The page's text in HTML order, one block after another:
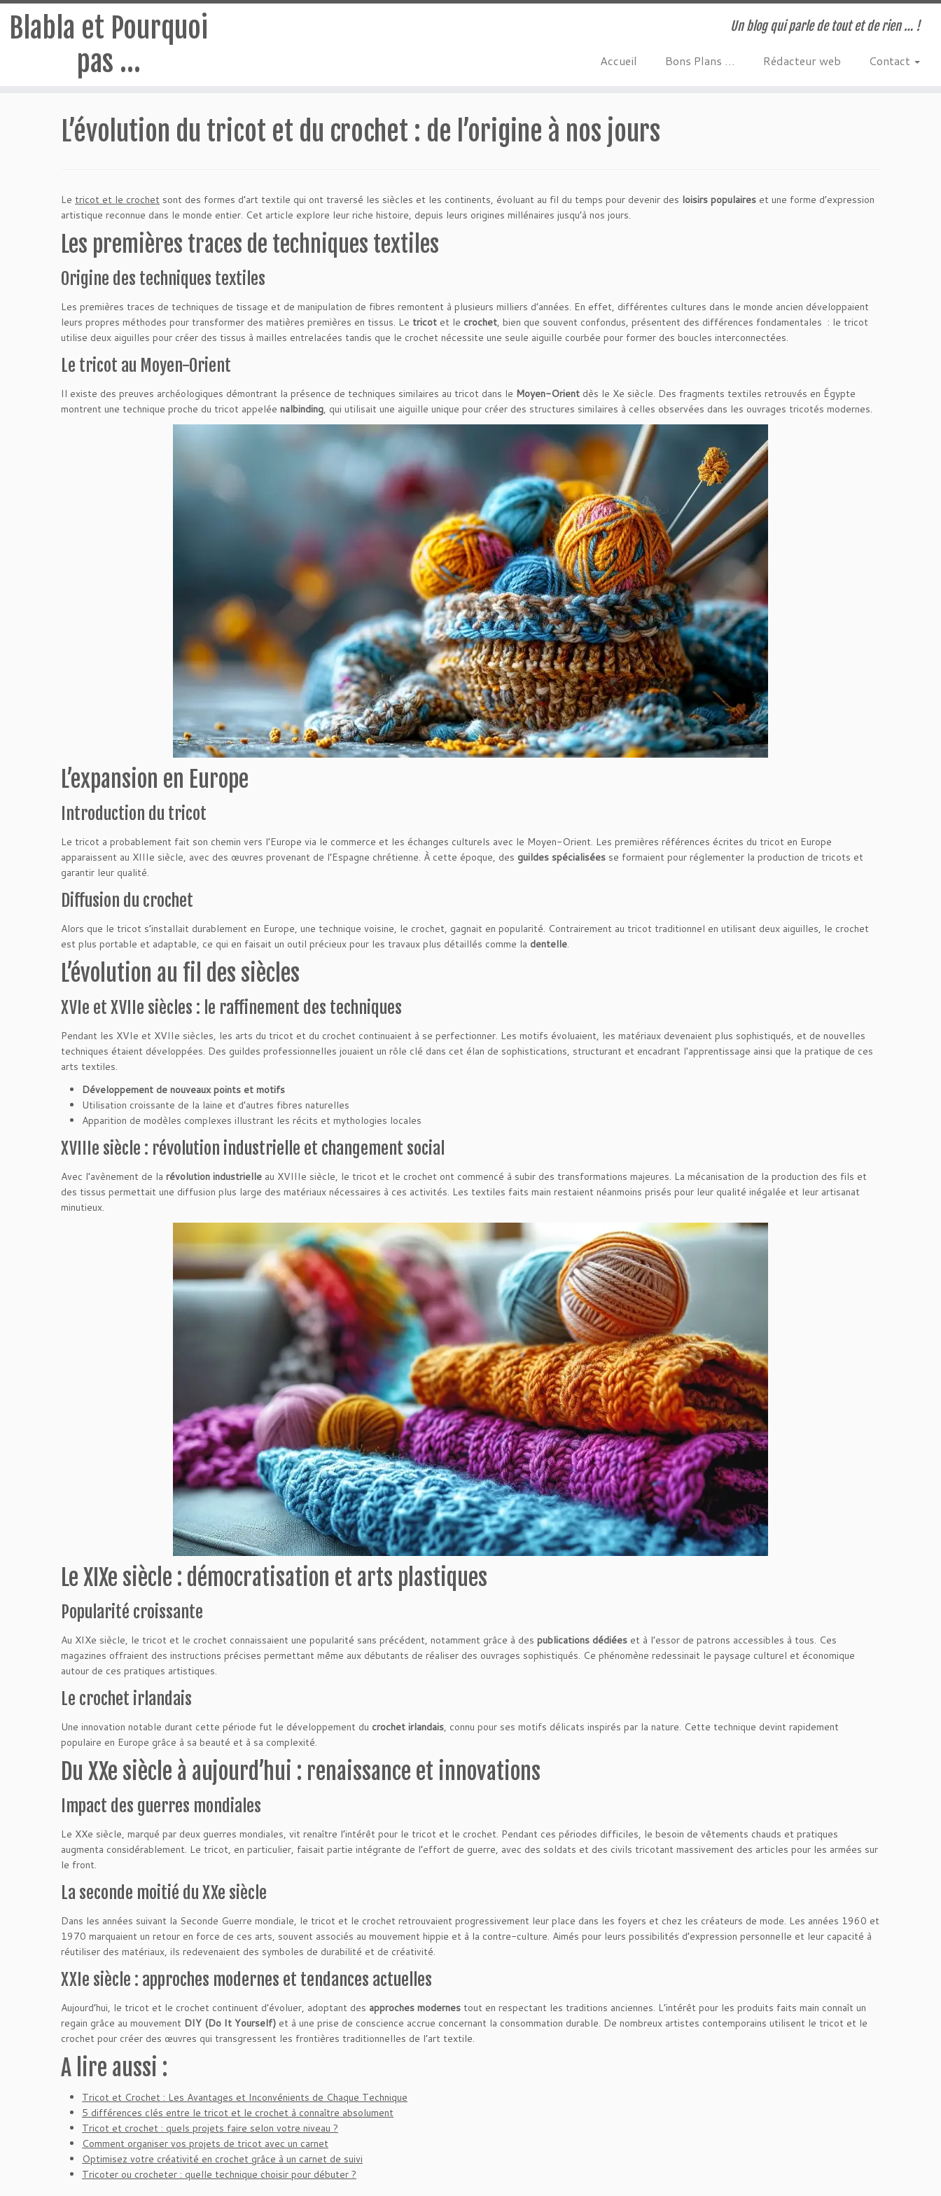
Blabla et Pourquoi
pas …
Un blog qui parle de tout et de rien … !
Accueil Bons Plans … Rédacteur web Contact
L’évolution du tricot et du crochet : de l’origine à nos jours
Le tricot et le crochet sont des formes d’art textile qui ont traversé les siècles et les continents, évoluant au fil du temps pour devenir des loisirs populaires et une forme d’expression
artistique reconnue dans le monde entier. Cet article explore leur riche histoire, depuis leurs origines millénaires jusqu’à nos jours.
Les premières traces de techniques textiles
Origine des techniques textiles
Les premières traces de techniques de tissage et de manipulation de fibres remontent à plusieurs milliers d’années. En effet, différentes cultures dans le monde ancien développaient
leurs propres méthodes pour transformer des matières premières en tissus. Le tricot et le crochet, bien que souvent confondus, présentent des différences fondamentales : le tricot
utilise deux aiguilles pour créer des tissus à mailles entrelacées tandis que le crochet nécessite une seule aiguille courbée pour former des boucles interconnectées.
Le tricot au Moyen-Orient
Il existe des preuves archéologiques démontrant la présence de techniques similaires au tricot dans le Moyen-Orient dès le Xe siècle. Des fragments textiles retrouvés en Égypte
montrent une technique proche du tricot appelée nalbinding, qui utilisait une aiguille unique pour créer des structures similaires à celles observées dans les ouvrages tricotés modernes.
L’expansion en Europe
Introduction du tricot
Le tricot a probablement fait son chemin vers l’Europe via le commerce et les échanges culturels avec le Moyen-Orient. Les premières références écrites du tricot en Europe
apparaissent au XIIIe siècle, avec des œuvres provenant de l’Espagne chrétienne. À cette époque, des guildes spécialisées se formaient pour réglementer la production de tricots et
garantir leur qualité.
Diffusion du crochet
Alors que le tricot s’installait durablement en Europe, une technique voisine, le crochet, gagnait en popularité. Contrairement au tricot traditionnel en utilisant deux aiguilles, le crochet
est plus portable et adaptable, ce qui en faisait un outil précieux pour les travaux plus détaillés comme la dentelle.
L’évolution au fil des siècles
XVIe et XVIIe siècles : le raffinement des techniques
Pendant les XVIe et XVIIe siècles, les arts du tricot et du crochet continuaient à se perfectionner. Les motifs évoluaient, les matériaux devenaient plus sophistiqués, et de nouvelles
techniques étaient développées. Des guildes professionnelles jouaient un rôle clé dans cet élan de sophistications, structurant et encadrant l’apprentissage ainsi que la pratique de ces
arts textiles.
Développement de nouveaux points et motifs
Utilisation croissante de la laine et d’autres fibres naturelles
Apparition de modèles complexes illustrant les récits et mythologies locales
XVIIIe siècle : révolution industrielle et changement social
Avec l’avènement de la révolution industrielle au XVIIIe siècle, le tricot et le crochet ont commencé à subir des transformations majeures. La mécanisation de la production des fils et
des tissus permettait une diffusion plus large des matériaux nécessaires à ces activités. Les textiles faits main restaient néanmoins prisés pour leur qualité inégalée et leur artisanat
minutieux.
Le XIXe siècle : démocratisation et arts plastiques
Popularité croissante
Au XIXe siècle, le tricot et le crochet connaissaient une popularité sans précédent, notamment grâce à des publications dédiées et à l’essor de patrons accessibles à tous. Ces
magazines offraient des instructions précises permettant même aux débutants de réaliser des ouvrages sophistiqués. Ce phénomène redessinait le paysage culturel et économique
autour de ces pratiques artistiques.
Le crochet irlandais
Une innovation notable durant cette période fut le développement du crochet irlandais, connu pour ses motifs délicats inspirés par la nature. Cette technique devint rapidement
populaire en Europe grâce à sa beauté et à sa complexité.
Du XXe siècle à aujourd’hui : renaissance et innovations
Impact des guerres mondiales
Le XXe siècle, marqué par deux guerres mondiales, vit renaître l’intérêt pour le tricot et le crochet. Pendant ces périodes difficiles, le besoin de vêtements chauds et pratiques
augmenta considérablement. Le tricot, en particulier, faisait partie intégrante de l’effort de guerre, avec des soldats et des civils tricotant massivement des articles pour les armées sur
le front.
La seconde moitié du XXe siècle
Dans les années suivant la Seconde Guerre mondiale, le tricot et le crochet retrouvaient progressivement leur place dans les foyers et chez les créateurs de mode. Les années 1960 et
1970 marquaient un retour en force de ces arts, souvent associés au mouvement hippie et à la contre-culture. Aimés pour leurs possibilités d’expression personnelle et leur capacité à
réutiliser des matériaux, ils redevenaient des symboles de durabilité et de créativité.
XXIe siècle : approches modernes et tendances actuelles
Aujourd’hui, le tricot et le crochet continuent d’évoluer, adoptant des approches modernes tout en respectant les traditions anciennes. L’intérêt pour les produits faits main connaît un
regain grâce au mouvement DIY (Do It Yourself) et à une prise de conscience accrue concernant la consommation durable. De nombreux artistes contemporains utilisent le tricot et le
crochet pour créer des œuvres qui transgressent les frontières traditionnelles de l’art textile.
A lire aussi :
Tricot et Crochet : Les Avantages et Inconvénients de Chaque Technique
5 différences clés entre le tricot et le crochet à connaître absolument
Tricot et crochet : quels projets faire selon votre niveau ?
Comment organiser vos projets de tricot avec un carnet
Optimisez votre créativité en crochet grâce à un carnet de suivi
Tricoter ou crocheter : quelle technique choisir pour débuter ?